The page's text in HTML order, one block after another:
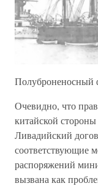
Полуброненосный
Очевидно, что
китайской
Ливадийский
соответствующие
распоряжений
вызвана как